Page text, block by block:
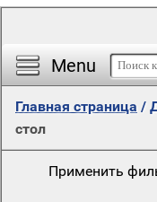
Menu
Главная страница /
стол
Применить